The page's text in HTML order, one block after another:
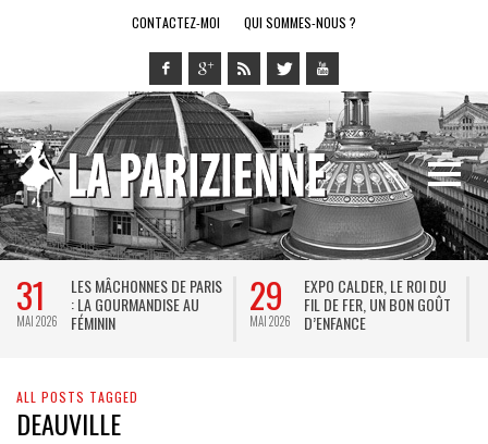
CONTACTEZ-MOI QUI SOMMES-NOUS ?
31
MAI 2026
LES MÂCHONNES DE PARIS
: LA GOURMANDISE AU
FÉMININ
29
MAI 2026
EXPO CALDER, LE ROI DU
FIL DE FER, UN BON GOÛT
D’ENFANCE
ALL POSTS TAGGED
DEAUVILLE